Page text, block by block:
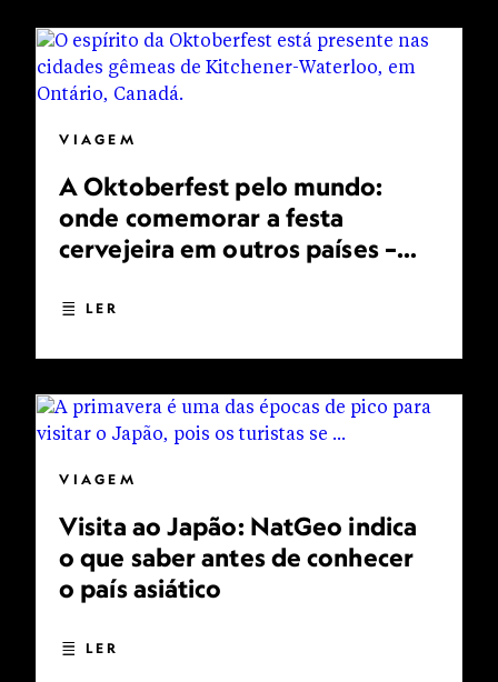
VIAGEM
A Oktoberfest pelo mundo:
onde comemorar a festa
cervejeira em outros países –
LER
VIAGEM
Visita ao Japão: NatGeo indica
o que saber antes de conhecer
o país asiático
LER